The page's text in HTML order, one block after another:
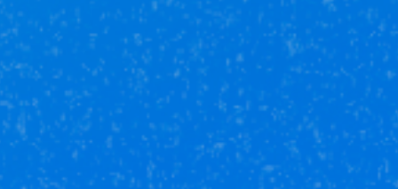
Юникор Услуги
Скачивай приложение на свой смартфон